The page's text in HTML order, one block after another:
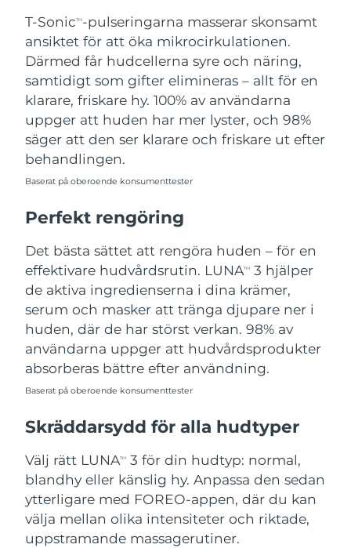
T-SonicTM-pulseringarna masserar skonsamt
ansiktet för att öka mikrocirkulationen.
Därmed får hudcellerna syre och näring,
samtidigt som gifter elimineras – allt för en
klarare, friskare hy. 100% av användarna
uppger att huden har mer lyster, och 98%
säger att den ser klarare och friskare ut efter
behandlingen.
Baserat på oberoende konsumenttester
Perfekt rengöring
Det bästa sättet att rengöra huden – för en
effektivare hudvårdsrutin. LUNATM
3 hjälper
de aktiva ingredienserna i dina krämer,
serum och masker att tränga djupare ner i
huden, där de har störst verkan. 98% av
användarna uppger att hudvårdsprodukter
absorberas bättre efter användning.
Baserat på oberoende konsumenttester
Skräddarsydd för alla hudtyper
Välj rätt LUNATM
3 för din hudtyp: normal,
blandhy eller känslig hy. Anpassa den sedan
ytterligare med FOREO-appen, där du kan
välja mellan olika intensiteter och riktade,
uppstramande massagerutiner.
Vietnam Förväntad leverans15/08/2026